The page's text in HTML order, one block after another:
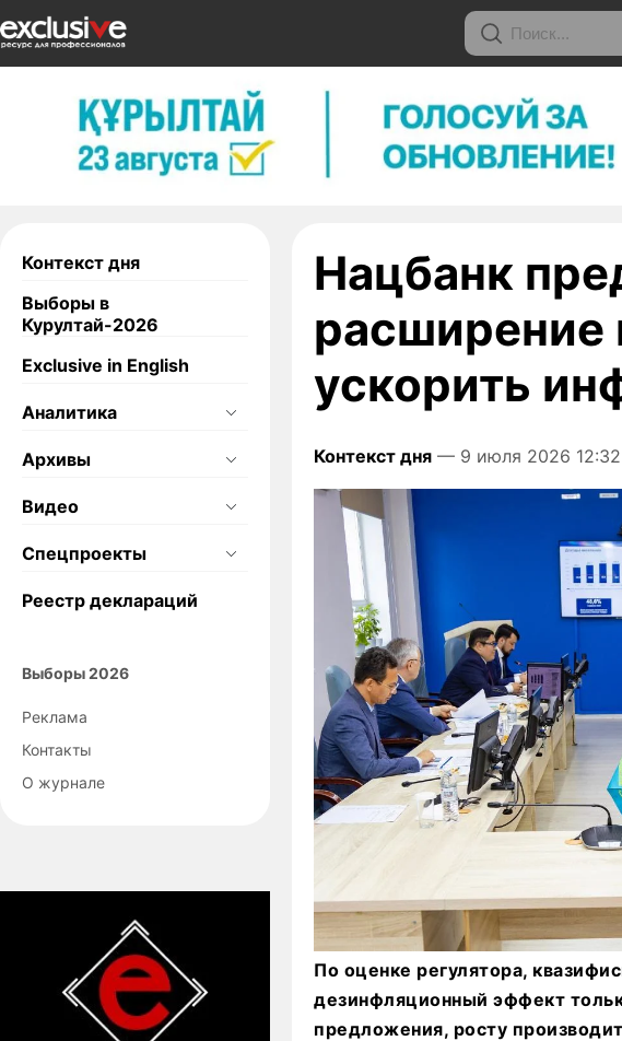
Контекст дня
Выборы в
Курултай-2026
Exclusive in English
Аналитика
Архивы
Видео
Спецпроекты
Реестр деклараций
Выборы 2026
Реклама
Контакты
О журнале
Нацбанк
расширение
ускорить
Контекст дня — 9 июля 2026 12:32
По оценке регулятора,
дезинфляционный эффект
предложения, росту